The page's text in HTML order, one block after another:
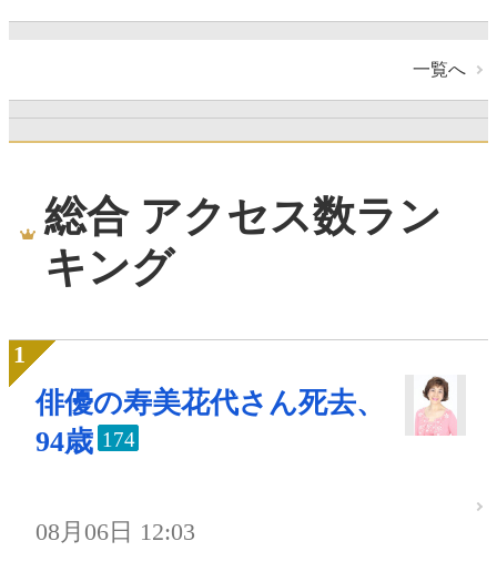
一覧へ
総合 アクセス数ラン
キング
俳優の寿美花代さん死去、
94歳 174
08月06日 12:03